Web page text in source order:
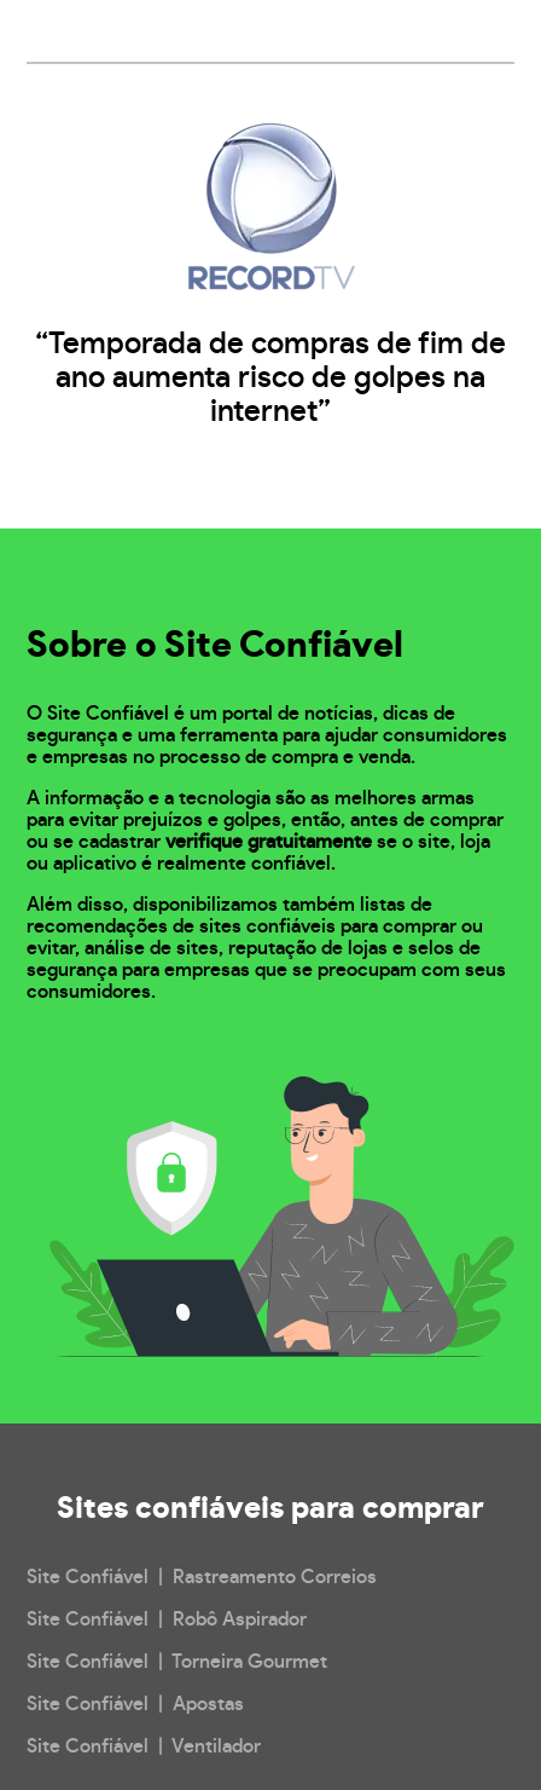
“Temporada de compras de fim de
ano aumenta risco de golpes na
internet”
Sobre o Site Confiável
O Site Confiável é um portal de notícias, dicas de
segurança e uma ferramenta para ajudar consumidores
e empresas no processo de compra e venda.
A informação e a tecnologia são as melhores armas
para evitar prejuízos e golpes, então, antes de comprar
ou se cadastrarverifique gratuitamente se o site, loja
ou aplicativo é realmente confiável.
Além disso, disponibilizamos também listas de
recomendações de sites confiáveis para comprar ou
evitar, análise de sites, reputação de lojas e selos de
segurança para empresas que se preocupam com seus
consumidores.
Sites confiáveis para comprar
Site Confiável | Rastreamento Correios
Site Confiável | Robô Aspirador
Site Confiável | Torneira Gourmet
Site Confiável | Apostas
Site Confiável | Ventilador